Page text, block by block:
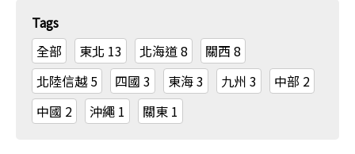
Tags
全部
東北 13 北海道8 關西 8
北陸信越5 四國 3 東海3 九州 3 中部 2
中國 2 沖繩 1 關東 1